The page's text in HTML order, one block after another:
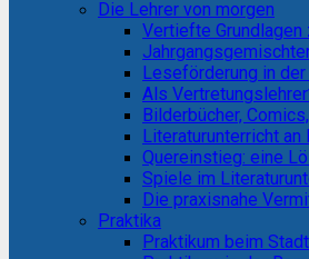
Die Lehrer von morgen
Vertiefte
Leseförderung in der
Als
Bilderbücher,
Literaturunterricht an
Quereinstieg: eine
Spiele im
Die praxisnahe
Praktika
Praktikum beim